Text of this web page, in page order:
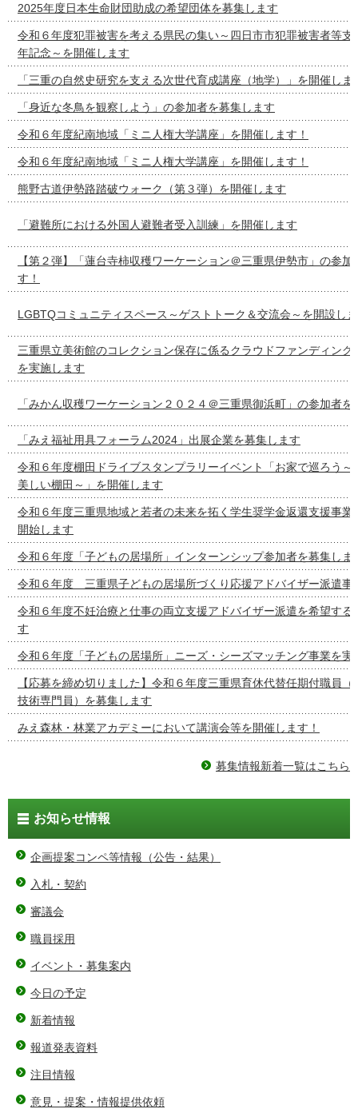
2025年度日本生命財団助成の希望団体を募集します
令和６年度犯罪被害を考える県民の集い～四日市市犯罪被害者等支
年記念～を開催します
「三重の自然史研究を支える次世代育成講座（地学）」を開催しま
「身近な冬鳥を観察しよう」の参加者を募集します
令和６年度紀南地域「ミニ人権大学講座」を開催します！
令和６年度紀南地域「ミニ人権大学講座」を開催します！
熊野古道伊勢路踏破ウォーク（第３弾）を開催します
「避難所における外国人避難者受入訓練」を開催します
【第２弾】「蓮台寺柿収穫ワーケーション＠三重県伊勢市」の参加
す！
LGBTQコミュニティスペース～ゲストトーク＆交流会～を開設し
三重県立美術館のコレクション保存に係るクラウドファンディング
を実施します
「みかん収穫ワーケーション２０２４＠三重県御浜町」の参加者を
「みえ福祉用具フォーラム2024」出展企業を募集します
令和６年度棚田ドライブスタンプラリーイベント「お家で巡ろう～
美しい棚田～」を開催します
令和６年度三重県地域と若者の未来を拓く学生奨学金返還支援事業
開始します
令和６年度「子どもの居場所」インターンシップ参加者を募集しま
令和６年度 三重県子どもの居場所づくり応援アドバイザー派遣事
令和６年度不妊治療と仕事の両立支援アドバイザー派遣を希望する
す
令和６年度「子どもの居場所」ニーズ・シーズマッチング事業を実
【応募を締め切りました】令和６年度三重県育休代替任期付職員
技術専門員）を募集します
みえ森林・林業アカデミーにおいて講演会等を開催します！
募集情報新着一覧はこちら
お知らせ情報
企画提案コンペ等情報（公告・結果）
入札・契約
審議会
職員採用
イベント・募集案内
今日の予定
新着情報
報道発表資料
注目情報
意見・提案・情報提供依頼